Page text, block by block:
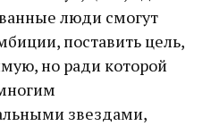
люди смогут
поставить цель,
но ради которой
звездами,